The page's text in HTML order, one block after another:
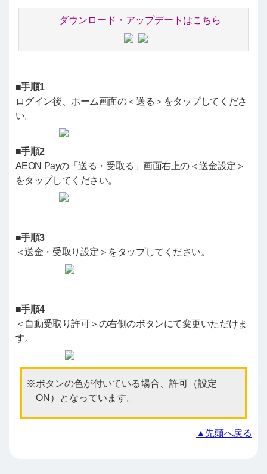
ダウンロード・アップデートはこちら
■手順1
ログイン後、ホーム画面の＜送る＞をタップしてくださ
い。
■手順2
AEON Payの「送る・受取る」画面右上の＜送金設定＞
をタップしてください。
■手順3
＜送金・受取り設定＞をタップしてください。
■手順4
＜自動受取り許可＞の右側のボタンにて変更いただけま
す。
ボタンの色が付いている場合、許可（設定
ON）となっています。
▲先頭へ戻る